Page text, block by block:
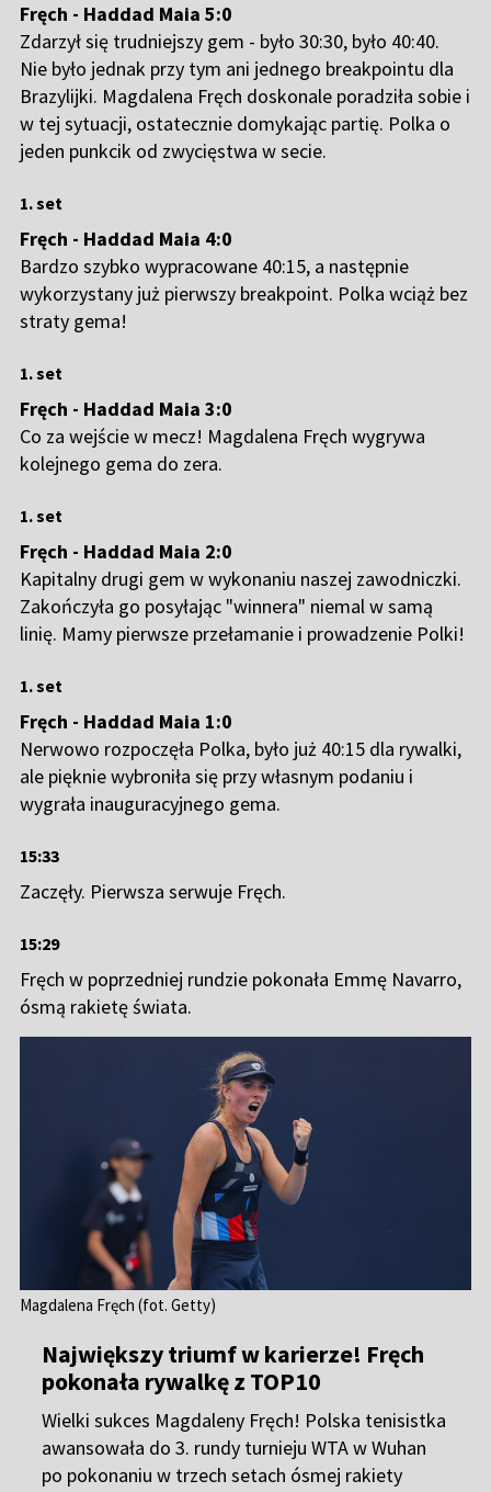
Fręch - Haddad Maia 5:0
Zdarzył się trudniejszy gem - było 30:30, było 40:40.
Nie było jednak przy tym ani jednego breakpointu dla
Brazylijki. Magdalena Fręch doskonale poradziła sobie i
w tej sytuacji, ostatecznie domykając partię. Polka o
jeden punkcik od zwycięstwa w secie.
1. set
Fręch - Haddad Maia 4:0
Bardzo szybko wypracowane 40:15, a następnie
wykorzystany już pierwszy breakpoint. Polka wciąż bez
straty gema!
1. set
Fręch - Haddad Maia 3:0
Co za wejście w mecz! Magdalena Fręch wygrywa
kolejnego gema do zera.
1. set
Fręch - Haddad Maia 2:0
Kapitalny drugi gem w wykonaniu naszej zawodniczki.
Zakończyła go posyłając "winnera" niemal w samą
linię. Mamy pierwsze przełamanie i prowadzenie Polki!
1. set
Fręch - Haddad Maia 1:0
Nerwowo rozpoczęła Polka, było już 40:15 dla rywalki,
ale pięknie wybroniła się przy własnym podaniu i
wygrała inauguracyjnego gema.
15:33
Zaczęły. Pierwsza serwuje Fręch.
15:29
Fręch w poprzedniej rundzie pokonała Emmę Navarro,
ósmą rakietę świata.
Magdalena Fręch (fot. Getty)
Największy triumf w karierze! Fręch
pokonała rywalkę z TOP10
Wielki sukces Magdaleny Fręch! Polska tenisistka
awansowała do 3. rundy turnieju WTA w Wuhan
po pokonaniu w trzech setach ósmej rakiety